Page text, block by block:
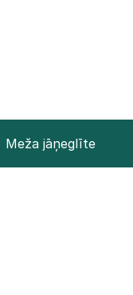
Meža jāņeglīte